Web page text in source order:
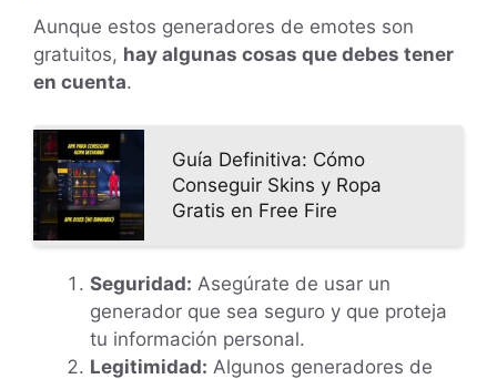
Aunque estos generadores de emotes son
gratuitos, hay algunas cosas que debes tener
en cuenta.
Guía Definitiva: Cómo
Conseguir Skins y Ropa
Gratis en Free Fire
Seguridad: Asegúrate de usar un
generador que sea seguro y que proteja
tu información personal.
Legitimidad: Algunos generadores de